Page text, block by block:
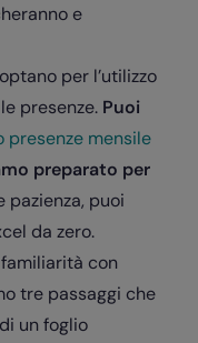
e
per l’utilizzo
presenze. Puoi
presenze mensile
preparato per
pazienza, puoi
da zero.
con
tre passaggi che
un foglio